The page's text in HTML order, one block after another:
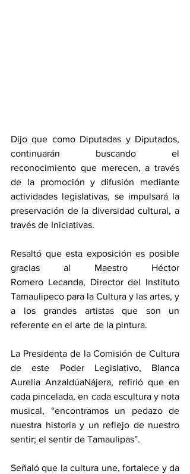
Dijo que como Diputadas y Diputados,
continuarán buscando el
reconocimiento que merecen, a través
de la promoción y difusión mediante
actividades legislativas, se impulsará la
preservación de la diversidad cultural, a
través de Iniciativas.
Resaltó que esta exposición es posible
gracias al Maestro Héctor
Romero Lecanda, Director del Instituto
Tamaulipeco para la Cultura y las artes, y
a los grandes artistas que son un
referente en el arte de la pintura.
La Presidenta de la Comisión de Cultura
de este Poder Legislativo, Blanca
Aurelia AnzaldúaNájera, refirió que en
cada pincelada, en cada escultura y nota
musical, “encontramos un pedazo de
nuestra historia y un reflejo de nuestro
sentir; el sentir de Tamaulipas”.
Señaló que la cultura une, fortalece y da